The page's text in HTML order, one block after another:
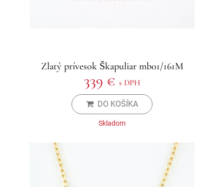
Zlatý prívesok Škapuliar mb01/161M
339 € s DPH
DO KOŠÍKA
Skladom